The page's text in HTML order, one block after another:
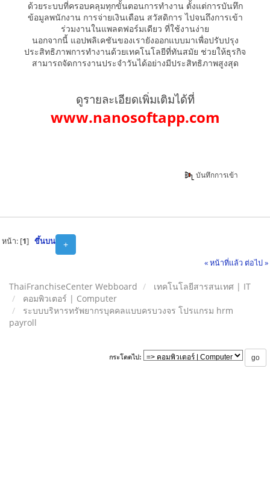
ด้วยระบบที่ครอบคลุมทุกขั้นตอนการทำงาน ตั้งแต่การบันทึก
ข้อมูลพนักงาน การจ่ายเงินเดือน สวัสดิการ ไปจนถึงการเข้า
ร่วมงานในแพลตฟอร์มเดียว ที่ใช้งานง่าย
นอกจากนี้ แอปพลิเคชันของเรายังออกแบบมาเพื่อปรับปรุง
ประสิทธิภาพการทำงานด้วยเทคโนโลยีที่ทันสมัย ช่วยให้ธุรกิจ
สามารถจัดการงานประจำวันได้อย่างมีประสิทธิภาพสูงสุด
ดูรายละเอียดเพิ่มเติมได้ที่
www.nanosoftapp.com
บันทึกการเข้า
+
หน้า: [1] ขึ้นบน
« หน้าที่แล้ว ต่อไป »
ThaiFranchiseCenter Webboard
เทคโนโลยีสารสนเทศ | IT
คอมพิวเตอร์ | Computer
ระบบบริหารทรัพยากรบุคคลแบบครบวงจร โปรแกรม hrm
payroll
กระโดดไป: